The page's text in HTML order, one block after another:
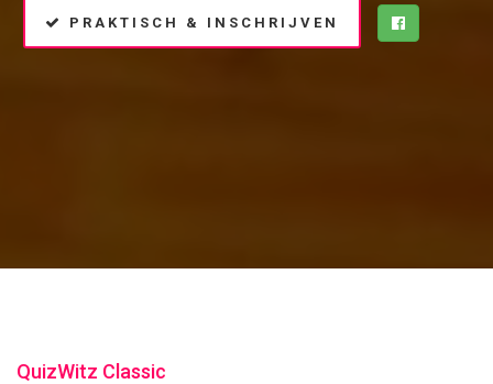
PRAKTISCH & INSCHRIJVEN
QuizWitz Classic